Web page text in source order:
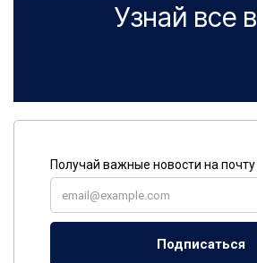
Узнай все в